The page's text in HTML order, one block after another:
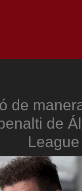
de
de
League